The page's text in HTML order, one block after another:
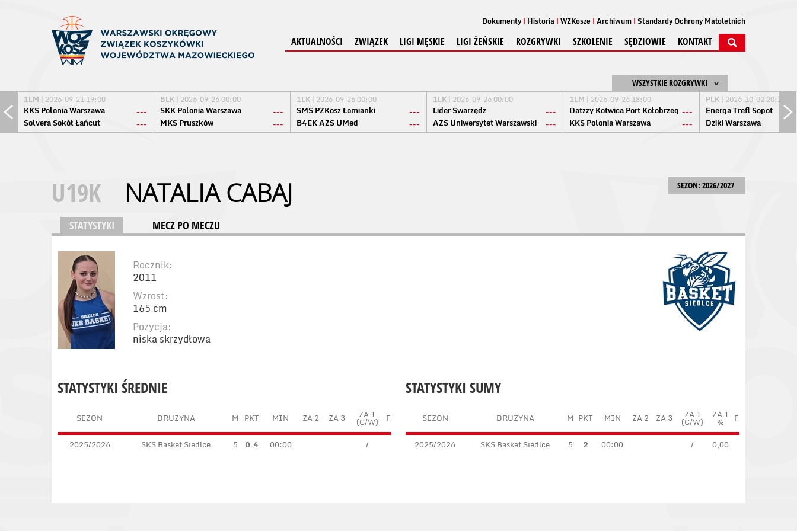
Dokumenty Historia WZKosze Archiwum Standardy Ochrony Małoletnich
AKTUALNOŚCI ZWIĄZEK LIGI MĘSKIE LIGI ŻEŃSKIE ROZGRYWKI SZKOLENIE SĘDZIOWIE KONTAKT
WSZYSTKIE ROZGRYWKI
1LM | 2026-09-21 19:00
KKS Polonia Warszawa
---
Solvera Sokół Łańcut
---
BLK | 2026-09-26 00:00
SKK Polonia Warszawa
---
MKS Pruszków
---
1LK | 2026-09-26 00:00
SMS PZKosz Łomianki
---
B4EK AZS UMed
---
1LK | 2026-09-26 00:00
Lider Swarzędz
---
AZS Uniwersytet Warszawski
---
1LM | 2026-09-26 18:00
Datzzy Kotwica Port Kołobrzeg ---
KKS Polonia Warszawa
---
PLK | 2026-10-02 20:15
Energa Trefl Sopot
Dziki Warszawa
SEZON: 2026/2027
U19K NATALIA CABAJ
STATYSTYKI MECZ PO MECZU
Rocznik:
2011
Wzrost:
165 cm
Pozycja:
niska skrzydłowa
STATYSTYKI SUMY
SEZON DRUŻYNA M PKT MIN ZA 2 ZA 3 ZA 1
(C/W)
ZA 1
% F
2025/2026 SKS Basket Siedlce 5 2 00:00 / 0,00
STATYSTYKI ŚREDNIE
SEZON DRUŻYNA M PKT MIN ZA 2 ZA 3 ZA 1
(C/W) F
2025/2026 SKS Basket Siedlce 5 0.4 00:00 /